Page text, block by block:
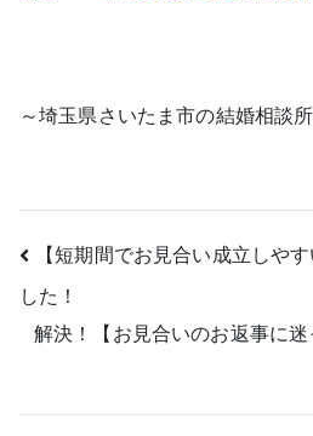
～埼玉県さいたま市の結婚相談
投
稿
ナ
ビ
【短期間でお見合い成立しや
した！
解決！【お見合いのお返事に